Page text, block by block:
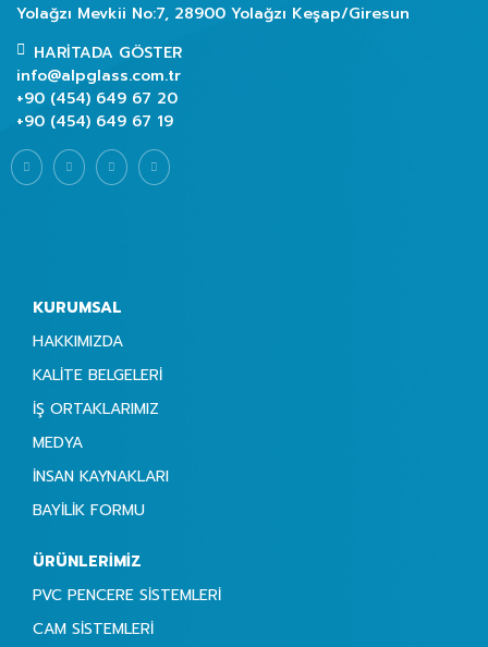
Yolağzı Mevkii No:7, 28900 Yolağzı Keşap/Giresun
HARITADA GÖSTER
info@alpglass.com.tr
+90 (454) 649 67 20
+90 (454) 649 67 19
KURUMSAL
HAKKIMIZDA
KALITE BELGELERI
İŞ ORTAKLARIMIZ
MEDYA
İNSAN KAYNAKLARI
BAYILIK FORMU
ÜRÜNLERIMIZ
PVC PENCERE SISTEMLERI
CAM SISTEMLERI